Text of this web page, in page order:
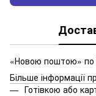
«Новою поштою» по
Більше інформації
Готівкою або